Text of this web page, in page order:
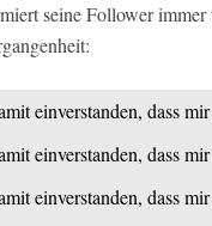
seine Follower
einverstanden, dass
einverstanden, dass
einverstanden, dass